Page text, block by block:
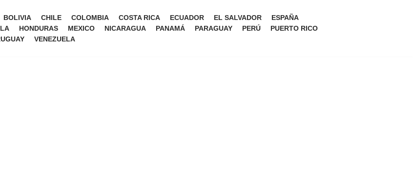
BOLIVIA CHILE COLOMBIA COSTA RICA ECUADOR EL SALVADOR
ESPAÑA
HONDURAS MEXICO NICARAGUA PANAMÁ PARAGUAY PERÚ
PUERTO RICO
VENEZUELA